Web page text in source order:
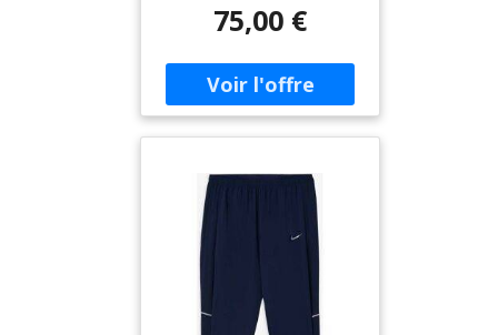
bleu marine composent
une silhouette épurée,
relevée par le logo
contrastant et des détails
discrets sur les jambes. Sa
coupe fuselée et sa taille
rendu fluide, facile à porter
75,00 €